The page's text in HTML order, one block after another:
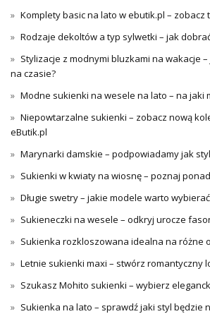
Komplety basic na lato w ebutik.pl – zobacz
Rodzaje dekoltów a typ sylwetki – jak
Stylizacje z modnymi bluzkami na wakacje
na czasie?
Modne sukienki na wesele na lato – na jaki
Niepowtarzalne sukienki – zobacz nową
eButik.pl
Marynarki damskie – podpowiadamy jak
Sukienki w kwiaty na wiosnę – poznaj
Długie swetry – jakie modele warto
Sukieneczki na wesele – odkryj urocze
Sukienka rozkloszowana idealna na różne
Letnie sukienki maxi – stwórz romantyczny
Szukasz Mohito sukienki – wybierz
Sukienka na lato – sprawdź jaki styl będzie